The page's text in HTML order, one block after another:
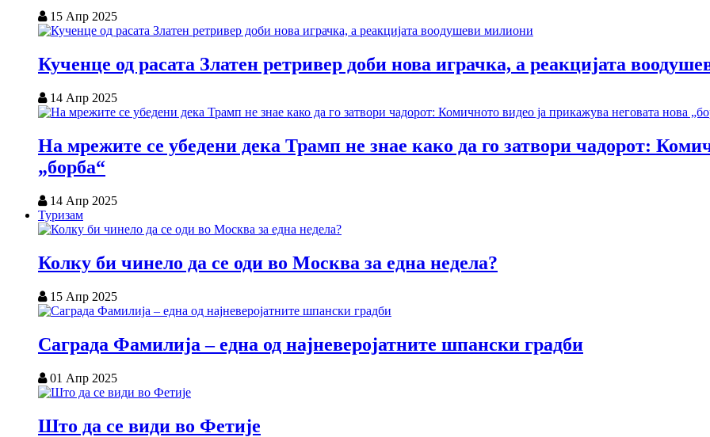
15 Апр 2025
Кученце од расата Златен ретривер доби нова играчка, а реакцијата
14 Апр 2025
На мрежите се убедени дека Трамп не знае како да го затвори чадорот:
„борба“
14 Апр 2025
Туризам
Колку би чинело да се оди во Москва за една недела?
15 Апр 2025
Саграда Фамилија – една од најневеројатните шпански градби
01 Апр 2025
Што да се види во Фетије